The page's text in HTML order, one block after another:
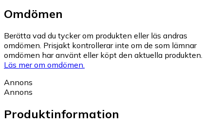
Omdömen
Berätta vad du tycker om produkten eller läs andras
omdömen. Prisjakt kontrollerar inte om de som lämnar
omdömen har använt eller köpt den aktuella produkten.
Läs mer om omdömen.
Annons
Annons
Produktinformation